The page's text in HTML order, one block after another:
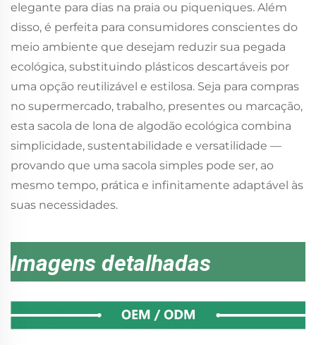
elegante para dias na praia ou piqueniques. Além
disso, é perfeita para consumidores conscientes do
meio ambiente que desejam reduzir sua pegada
ecológica, substituindo plásticos descartáveis por
uma opção reutilizável e estilosa. Seja para compras
no supermercado, trabalho, presentes ou marcação,
esta sacola de lona de algodão ecológica combina
simplicidade, sustentabilidade e versatilidade —
provando que uma sacola simples pode ser, ao
mesmo tempo, prática e infinitamente adaptável às
suas necessidades.
Imagens detalhadas